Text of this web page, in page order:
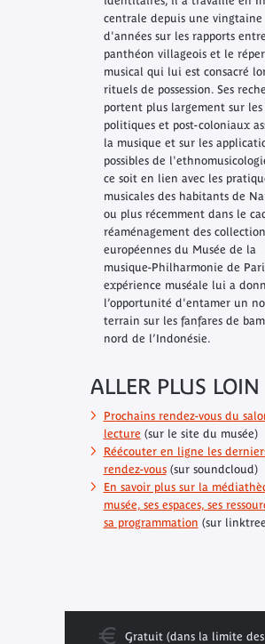
centrale depuis une vingtaine
d'années sur les rapports
panthéon villageois et le
musical qui lui est consacré
rituels de possession. Ses
portent plus largement sur
politiques et post-coloniaux
la musique et sur les
possibles de
ce soit en lien avec les
musicales des habitants de
ou plus récemment dans le
réaménagement des
européennes du Musée de la
musique-Philharmonie de
expérience muséale lui a
l’opportunité d'entamer un
terrain sur les fanfares de
nord de l’Indonésie.
ALLER PLUS LOIN
Prochains rendez-vous du
lecture (sur le site du musée)
Réécouter en ligne les
rendez-vous(sur soundcloud)
En savoir plus sur la
musée, ses espaces, ses
sa programmation (sur
Gratuit (dans la limite des